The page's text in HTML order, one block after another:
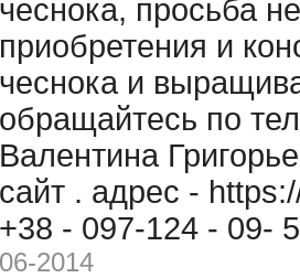
чеснока, просьба
приобретения и
чеснока и
обращайтесь по
Валентина
сайт . адрес -
+38 - 097-124 - 09-
06-2014